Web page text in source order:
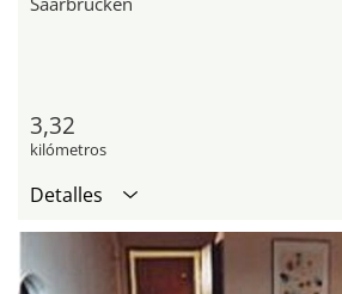
3,32
kilómetros
Detalles